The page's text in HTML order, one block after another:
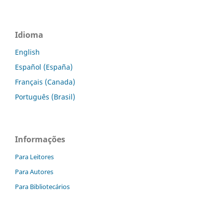
Idioma
English
Español (España)
Français (Canada)
Português (Brasil)
Informações
Para Leitores
Para Autores
Para Bibliotecários